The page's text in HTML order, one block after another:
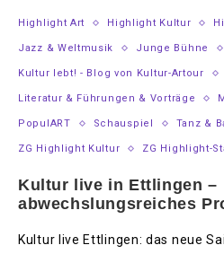
Highlight Art Highlight Kultur
Jazz & Weltmusik Junge Bühne
Kultur lebt! - Blog von Kultur-Artour
Literatur & Führungen & Vorträge
PopulART Schauspiel Tanz &
ZG Highlight Kultur ZG Highlight-
Kultur live in Ettlingen –
abwechslungsreiches
Kultur live Ettlingen: das neue